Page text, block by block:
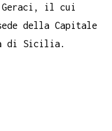
Geraci, il cui
della Capitale
di Sicilia.